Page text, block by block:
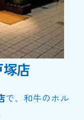
店
で、和牛のホル